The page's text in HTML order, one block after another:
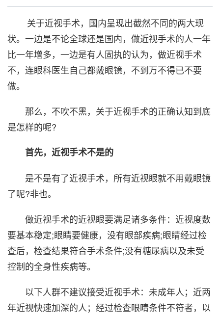
关于近视手术，国内呈现出截然不同的两大现
状。一边是不论全球还是国内，做近视手术的人一年
比一年增多，一边是有人固执的认为，做近视手术
不，连眼科医生自己都戴眼镜，不到万不得已不要
做。
那么，不吹不黑，关于近视手术的正确认知到底
是怎样的呢?
首先，近视手术不是的
是不是有了近视手术，所有近视眼就不用戴眼镜
了呢?非也。
做近视手术的近视眼要满足诸多条件：近视度数
要基本稳定;眼睛要健康，没有眼部疾病;眼睛经过检
查后，检查结果符合手术条件;没有糖尿病以及未受
控制的全身性疾病等。
以下人群不建议接受近视手术：未成年人；近两
年近视快速加深的人；经过检查眼睛条件不符者，以